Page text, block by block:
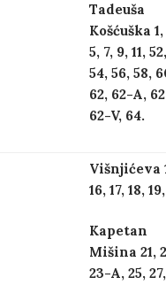
Tadeuša
Košćuška
5, 7, 9, 11, 52,
54, 56, 58,
62, 62-A,
62-V, 64.
Višnjićeva
16, 17, 18,
Kapetan
Mišina 21,
23-A, 25, 27,